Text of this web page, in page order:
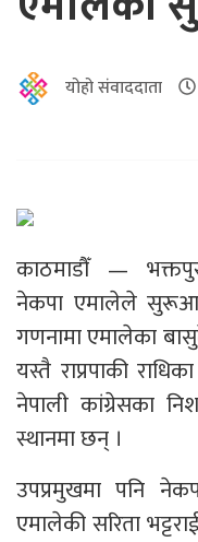
योहो संवाददाता
काठमाडौँ —
नेकपा एमालेले
गणनामा एमालेका
यस्तै राप्रपाकी
नेपाली कांग्रेसका
स्थानमा छन् ।
उपप्रमुखमा पनि
एमालेकी सरिता